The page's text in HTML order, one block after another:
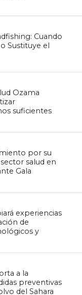
Cuando
Sustituye el
Ozama
suficientes
por su
salud en
Gala
experiencias
de
y
a la
preventivas
del Sahara